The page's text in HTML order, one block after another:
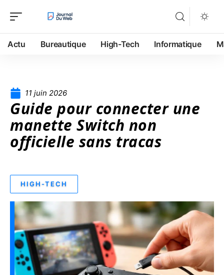
Actu Bureautique High-Tech Informatique
11 juin 2026
Guide pour connecter une
manette Switch non
officielle sans tracas
HIGH-TECH